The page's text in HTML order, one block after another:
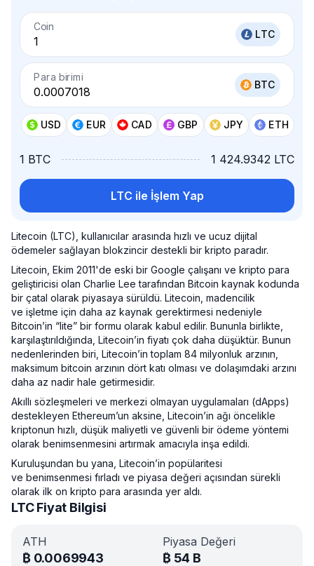
Coin
LTC
Para birimi
BTC
USD EUR CAD GBP JPY ETH
1 BTC 1 424.9342 LTC
LTC ile İşlem Yap
Litecoin (LTC), kullanıcılar arasında hızlı ve ucuz dijital
ödemeler sağlayan blokzincir destekli bir kripto paradır.
Litecoin, Ekim 2011'de eski bir Google çalışanı ve kripto para
geliştiricisi olan Charlie Lee tarafından Bitcoin kaynak kodunda
bir çatal olarak piyasaya sürüldü. Litecoin, madencilik
ve işletme için daha az kaynak gerektirmesi nedeniyle
Bitcoin’in “lite” bir formu olarak kabul edilir. Bununla birlikte,
karşılaştırıldığında, Litecoin’in fiyatı çok daha düşüktür. Bunun
nedenlerinden biri, Litecoin’in toplam 84 milyonluk arzının,
maksimum bitcoin arzının dört katı olması ve dolaşımdaki arzını
daha az nadir hale getirmesidir.
Akıllı sözleşmeleri ve merkezi olmayan uygulamaları (dApps)
destekleyen Ethereum’un aksine, Litecoin’in ağı öncelikle
kriptonun hızlı, düşük maliyetli ve güvenli bir ödeme yöntemi
olarak benimsenmesini artırmak amacıyla inşa edildi.
Kuruluşundan bu yana, Litecoin’in popülaritesi
ve benimsenmesi fırladı ve piyasa değeri açısından sürekli
olarak ilk on kripto para arasında yer aldı.
LTC Fiyat Bilgisi
ATH
₿ 0.0069943
Piyasa Değeri
₿ 54 B